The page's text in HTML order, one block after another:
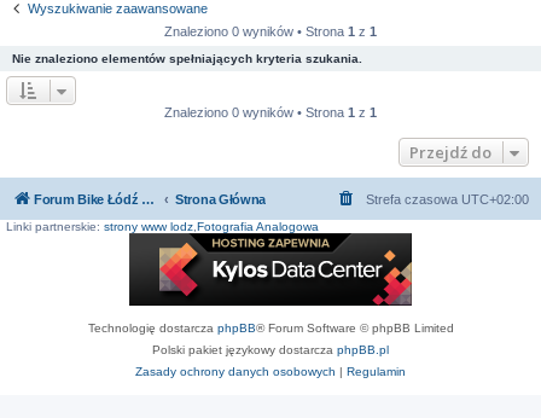
Wyszukiwanie zaawansowane
Znaleziono 0 wyników • Strona 1 z 1
Nie znaleziono elementów spełniających kryteria szukania.
Znaleziono 0 wyników • Strona 1 z 1
Przejdź do
Forum Bike Łódź - Forum Rowerowe Łódź - Forum Szosowe - Forum MTB Strona Główna Strefa czasowa UTC+02:00
Linki partnerskie: strony www lodz Fotografia Analogowa
Technologię dostarcza phpBB® Forum Software © phpBB Limited
Polski pakiet językowy dostarcza phpBB.pl
Zasady ochrony danych osobowych | Regulamin